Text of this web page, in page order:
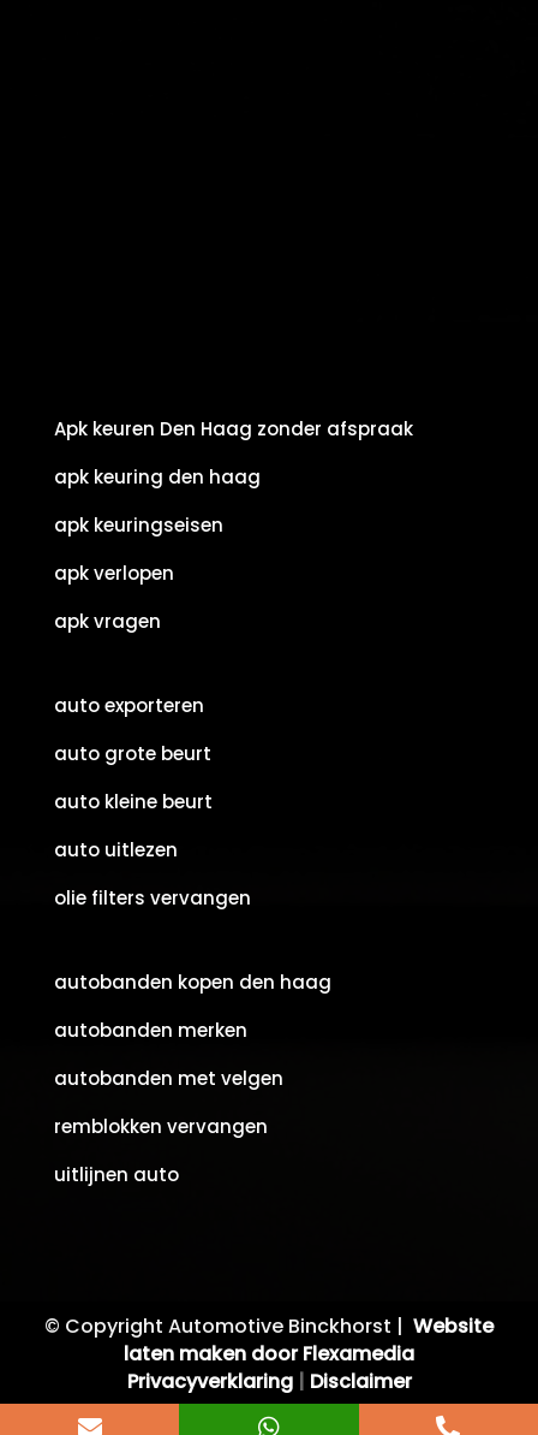
Apk keuren Den Haag zonder afspraak
apk keuring den haag
apk keuringseisen
apk verlopen
apk vragen
auto exporteren
auto grote beurt
auto kleine beurt
auto uitlezen
olie filters vervangen
autobanden kopen den haag
autobanden merken
autobanden met velgen
remblokken vervangen
uitlijnen auto
© Copyright Automotive Binckhorst | Website
laten maken door Flexamedia
Privacyverklaring| Disclaimer
  